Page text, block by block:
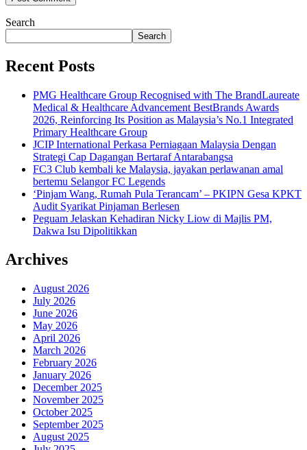
Search
Search
Recent Posts
PMG Healthcare Group Recognised with The BrandLaureate
Medical & Healthcare Advancement BestBrands Awards
2026, Reinforcing Its Position as Malaysia’s No.1 Integrated
Primary Healthcare Group
JCIP International Perkasa Perniagaan Malaysia Dengan
Strategi Cap Dagangan Bertaraf Antarabangsa
FC3 Club kembali ke Malaysia, jayakan perlawanan amal
bertemu Selangor FC Legends
‘Pinjam Wang, Rumah Pula Terancam’ – PKIPN Gesa KPKT
Audit Syarikat Pinjaman Berlesen
Peguam Jelaskan Kehadiran Nicky Liow di Majlis PM,
Dakwa Isu Dipolitikkan
Archives
August 2026
July 2026
June 2026
May 2026
April 2026
March 2026
February 2026
January 2026
December 2025
November 2025
October 2025
September 2025
August 2025